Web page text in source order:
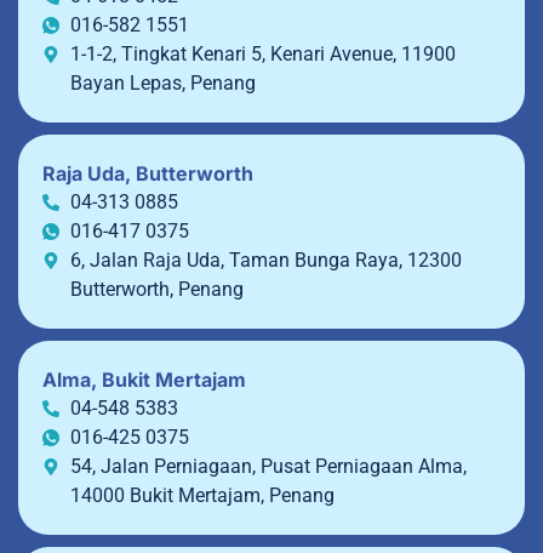
016-582 1551
1-1-2, Tingkat Kenari 5, Kenari Avenue, 11900
Bayan Lepas, Penang
Raja Uda, Butterworth
04-313 0885
016-417 0375
6, Jalan Raja Uda, Taman Bunga Raya, 12300
Butterworth, Penang
Alma, Bukit Mertajam
04-548 5383
016-425 0375
54, Jalan Perniagaan, Pusat Perniagaan Alma,
14000 Bukit Mertajam, Penang